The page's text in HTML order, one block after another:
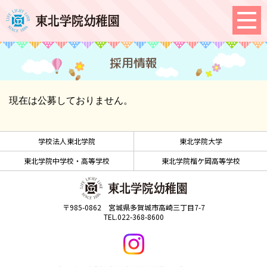
採用情報
現在は公募しておりません。
学校法人東北学院
東北学院大学
東北学院中学校・高等学校
東北学院榴ケ岡高等学校
〒985-0862 宮城県多賀城市高崎三丁目7-7
TEL.022-368-8600